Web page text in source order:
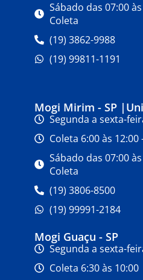
Sábado das 07:00
Coleta
(19) 3862-9988
(19) 99811-1191
Mogi Mirim - SP
Segunda a sexta-
Coleta 6:00 às 12:00
Sábado das 07:00
Coleta
(19) 3806-8500
(19) 99991-2184
Mogi Guaçu - SP
Segunda a sexta-
Coleta 6:30 às 10:00